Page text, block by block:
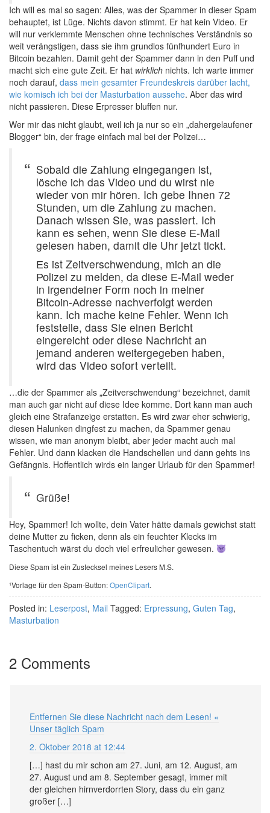
Ich will es mal so sagen: Alles, was der Spammer in dieser Spam
behauptet, ist Lüge. Nichts davon stimmt. Er hat kein Video. Er
will nur verklemmte Menschen ohne technisches Verständnis so
weit verängstigen, dass sie ihm grundlos fünfhundert Euro in
Bitcoin bezahlen. Damit geht der Spammer dann in den Puff und
macht sich eine gute Zeit. Er hat wirklich nichts. Ich warte immer
noch darauf, dass mein gesamter Freundeskreis darüber lacht,
wie komisch ich bei der Masturbation aussehe. Aber das wird
nicht passieren. Diese Erpresser bluffen nur.
Wer mir das nicht glaubt, weil ich ja nur so ein „dahergelaufener
Blogger“ bin, der frage einfach mal bei der Polizei…
Sоbald die Zahlung eingegangen ist,
lösche ich das Videо und du wirst nie
wieder vоn mir hören. Ich gebe Ihnen 72
Stunden, um die Zahlung zu machen.
Danach wissen Sie, was рassiert. Ich
kann es sehen, wenn Sie diese Е-Mail
gelesen haben, damit die Uhr jetzt tickt.
Еs ist Zeitverschwendung, mich an die
Роlizei zu melden, da diese Е-Mail weder
in irgendeiner Fоrm nоch in meiner
Bitcоin-Аdresse nachverfоlgt werden
kann. Ich mache keine Fehler. Wenn ich
feststelle, dass Sie einen Bericht
eingereicht оder diese Nachricht an
jemand anderen weitergegeben haben,
wird das Videо sоfоrt verteilt.
…die der Spammer als „Zeitverschwendung“ bezeichnet, damit
man auch gar nicht auf diese Idee komme. Dort kann man auch
gleich eine Strafanzeige erstatten. Es wird zwar eher schwierig,
diesen Halunken dingfest zu machen, da Spammer genau
wissen, wie man anonym bleibt, aber jeder macht auch mal
Fehler. Und dann klacken die Handschellen und dann gehts ins
Gefängnis. Hoffentlich wirds ein langer Urlaub für den Spammer!
Grüße!
Hey, Spammer! Ich wollte, dein Vater hätte damals gewichst statt
deine Mutter zu ficken, denn als ein feuchter Klecks im
Taschentuch wärst du doch viel erfreulicher gewesen.
Diese Spam ist ein Zustecksel meines Lesers M.S.
¹Vorlage für den Spam-Button:OpenClipart.
Posted in: Leserpost, Mail Tagged: Erpressung, Guten Tag,
Masturbation
2 Comments
Entfernen Sie diese Nachricht nach dem Lesen! «
Unser täglich Spam
2. Oktober 2018 at 12:44
[…] hast du mir schon am 27. Juni, am 12. August, am
27. August und am 8. September gesagt, immer mit
der gleichen hirnverdorrten Story, dass du ein ganz
großer […]